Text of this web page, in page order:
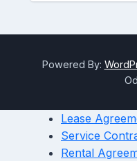
Powered By:
Lease
Service
Rental